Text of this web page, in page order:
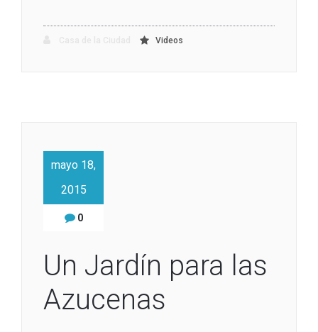
Videos
mayo 18,
2015
0
Un Jardín para las
Azucenas